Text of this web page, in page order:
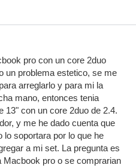
pro con un core 2duo
un problema estetico, se me
arreglarlo y para mi la
mano, entonces tenia
13" con un core 2duo de 2.4.
y me he dado cuenta que
soportara por lo que he
a mi set. La pregunta es
Macbook pro o se comprarian